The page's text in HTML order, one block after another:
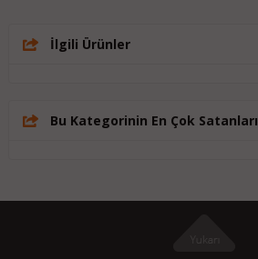
İlgili Ürünler
Bu Kategorinin En Çok Satanları